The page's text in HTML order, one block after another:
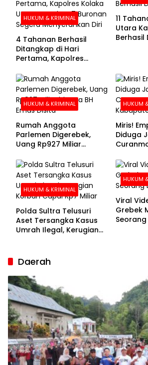
HUKUM & KRIMINAL
4 Tahanan Berhasil
Ditangkap di Hari
Pertama, Kapolres
Buronan Segera
Menyerahkan Diri
11
Utara
Berhasil
HUKUM & KRIMINAL
Rumah Anggota
Parlemen Digerebek,
Uang Rp927 Miliar
HUKUM
Miris!
Diduga
HUKUM & KRIMINAL
Polda Sultra Telusuri
Aset Tersangka Kasus
Umrah Ilegal, Kerugian
HUKUM
Viral
Grebek
Seorang
Daerah